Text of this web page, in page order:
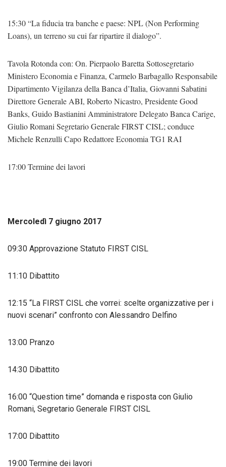
15:30 “La fiducia tra banche e paese: NPL (Non Performing
Loans), un terreno su cui far ripartire il dialogo”.
Tavola Rotonda con: On. Pierpaolo Baretta Sottosegretario
Ministero Economia e Finanza, Carmelo Barbagallo Responsabile
Dipartimento Vigilanza della Banca d’Italia, Giovanni Sabatini
Direttore Generale ABI, Roberto Nicastro, Presidente Good
Banks, Guido Bastianini Amministratore Delegato Banca Carige,
Giulio Romani Segretario Generale FIRST CISL; conduce
Michele Renzulli Capo Redattore Economia TG1 RAI
17:00 Termine dei lavori
Mercoledì 7 giugno 2017
09:30 Approvazione Statuto FIRST CISL
11:10 Dibattito
12:15 “La FIRST CISL che vorrei: scelte organizzative per i
nuovi scenari” confronto con Alessandro Delfino
13:00 Pranzo
14:30 Dibattito
16:00 “Question time” domanda e risposta con Giulio
Romani, Segretario Generale FIRST CISL
17:00 Dibattito
19:00 Termine dei lavori